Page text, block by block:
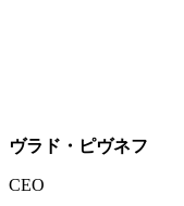
ヴラド・ピヴネフ
CEO